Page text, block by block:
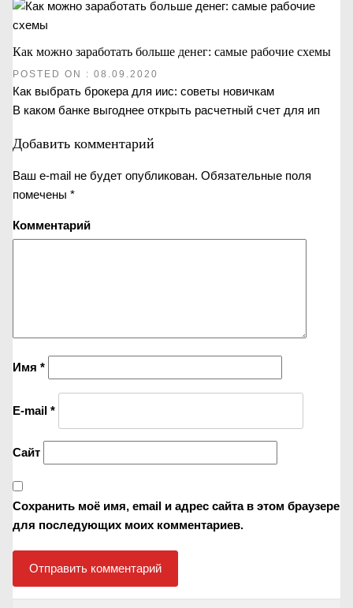
Как можно заработать больше денег: самые рабочие схемы
POSTED ON : 08.09.2020
Навигация
записям
Предыдущая
запись:
Как выбрать брокера для иис: советы новичкам
Следующая
В каком банке выгоднее открыть расчетный счет для ип
Добавить комментарий
Ваш e-mail не будет опубликован. Обязательные поля
помечены *
Комментарий
Имя *
E-mail *
Сайт
Сохранить моё имя, email и адрес сайта в этом браузере
для последующих моих комментариев.